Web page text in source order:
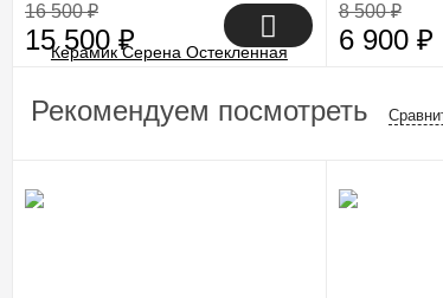
16 500₽
15 500 ₽
8 500₽
6 900 ₽
Рекомендуем посмотреть